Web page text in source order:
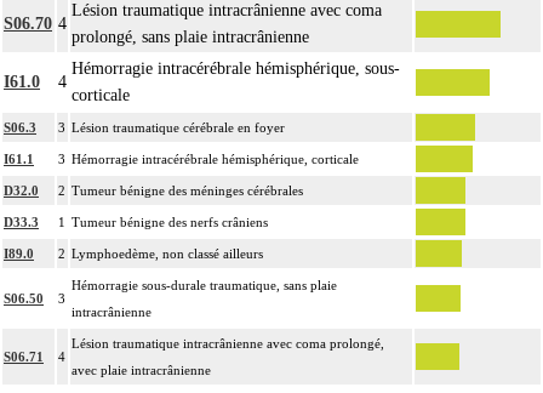
S06.70 4
Lésion traumatique intracrânienne avec coma
prolongé, sans plaie intracrânienne
I61.0 4
Hémorragie intracérébrale hémisphérique, sous-
corticale
S06.3 3 Lésion traumatique cérébrale en foyer
I61.1 3 Hémorragie intracérébrale hémisphérique, corticale
D32.0 2 Tumeur bénigne des méninges cérébrales
D33.3 1 Tumeur bénigne des nerfs crâniens
I89.0 2 Lymphoedème, non classé ailleurs
S06.50 3
Hémorragie sous-durale traumatique, sans plaie
intracrânienne
S06.71 4
Lésion traumatique intracrânienne avec coma prolongé,
avec plaie intracrânienne